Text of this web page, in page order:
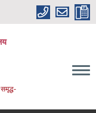
समृद्ध-